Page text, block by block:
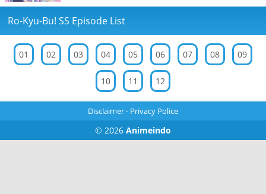
Ro-Kyu-Bu! SS Episode List
01 02 03 04 05 06 07 08 09
10 11 12
Disclaimer- Privacy Police
© 2026 Animeindo